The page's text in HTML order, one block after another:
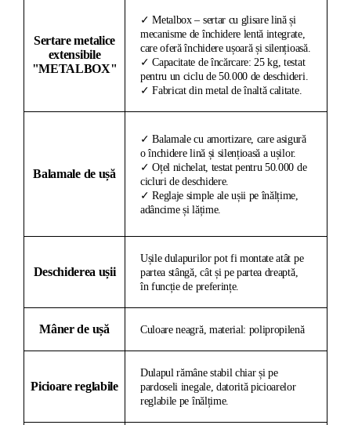
Sertare metalice
extensibile
"METALBOX"
✓ Metalbox – sertar cu glisare lină și
mecanisme de închidere lentă integrate,
care oferă închidere ușoară și silențioasă.
✓ Capacitate de încărcare: 25 kg, testat
pentru un ciclu de 50.000 de deschideri.
✓ Fabricat din metal de înaltă calitate.
Balamale de ușă
✓ Balamale cu amortizare, care asigură
o închidere lină și silențioasă a ușilor.
✓ Oțel nichelat, testat pentru 50.000 de
cicluri de deschidere.
✓ Reglaje simple ale ușii pe înălțime,
adâncime și lățime.
Deschiderea ușii
Ușile dulapurilor pot fi montate atât pe
partea stângă, cât și pe partea dreaptă,
în funcție de preferințe.
Mâner de ușă Culoare neagră, material: polipropilenă
Picioare reglabile
Dulapul rămâne stabil chiar și pe
pardoseli inegale, datorită picioarelor
reglabile pe înălțime.